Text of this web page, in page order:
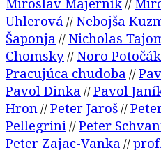
//
Uhlerová // Nebojša
Šaponja // Nicholas
Chomsky// Noro Potočák
Pracujúca chudoba //
Pavol Dinka //Pavol
Hron//Peter Jaroš//
Pellegrini//Peter
Peter Zajac-Vanka //